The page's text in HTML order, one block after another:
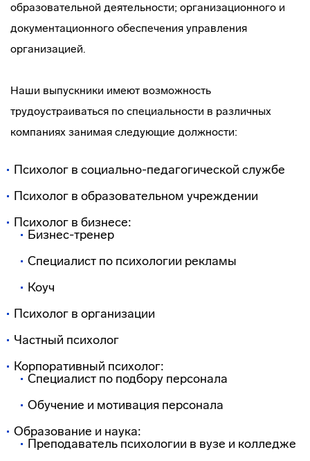
образовательной деятельности; организационного и
документационного обеспечения управления
организацией.
Наши выпускники имеют возможность
трудоустраиваться по специальности в различных
компаниях занимая следующие должности:
Психолог в социально-педагогической службе
Психолог в образовательном учреждении
Психолог в бизнесе:
Бизнес-тренер
Специалист по психологии рекламы
Коуч
Психолог в организации
Частный психолог
Корпоративный психолог:
Специалист по подбору персонала
Обучение и мотивация персонала
Образование и наука:
Преподаватель психологии в вузе и колледже